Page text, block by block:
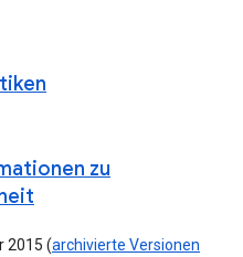
zu
2015 (archivierte Versionen